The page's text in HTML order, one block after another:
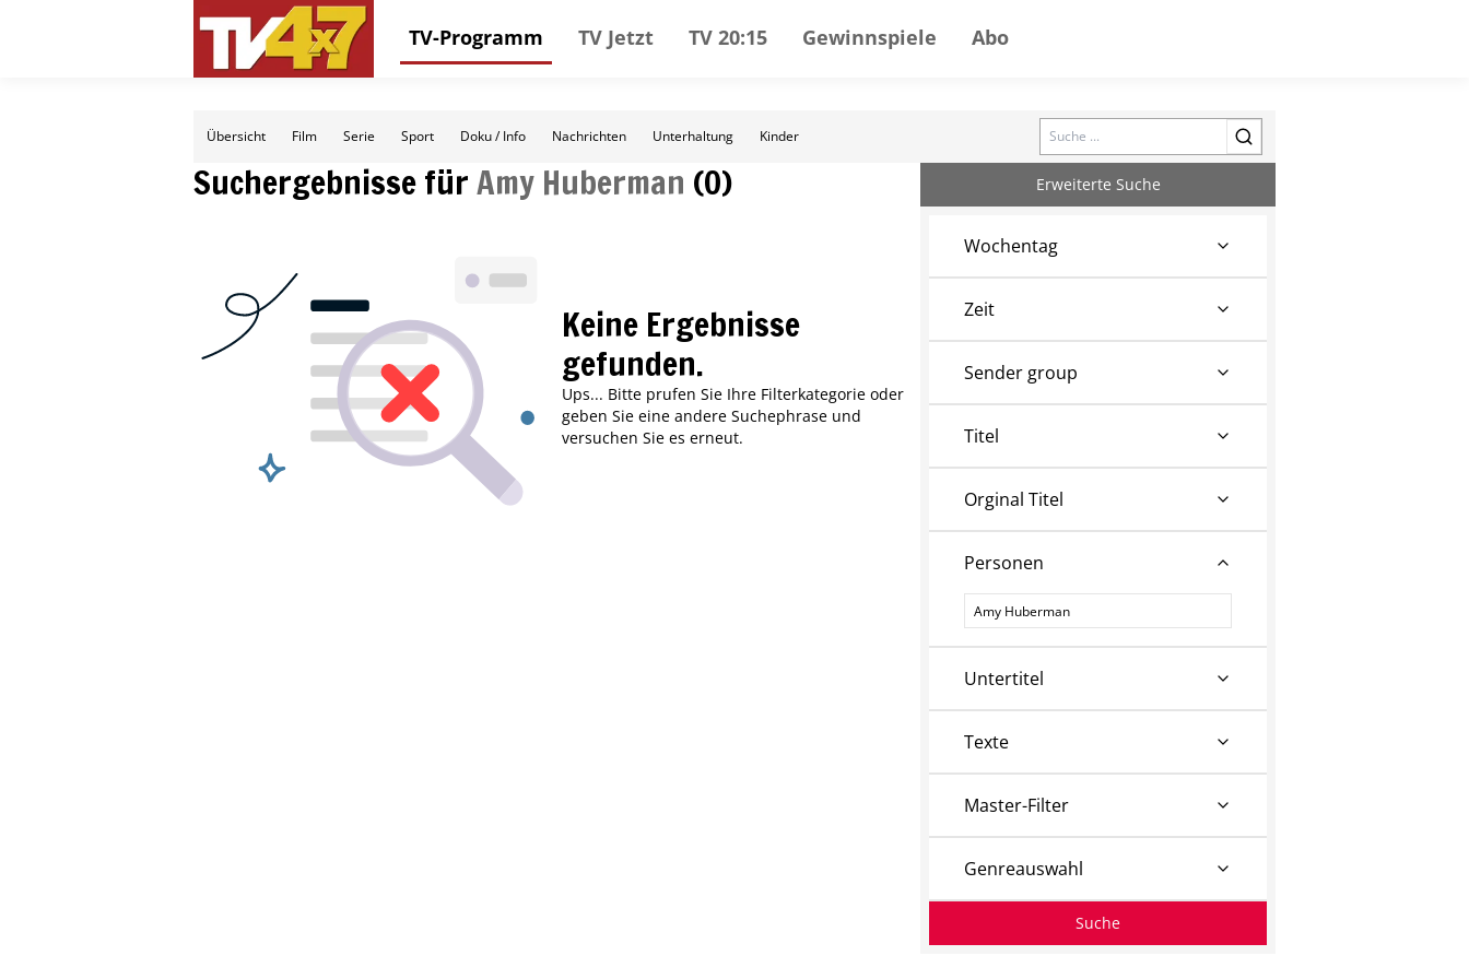
TV-Programm TV Jetzt TV 20:15 Gewinnspiele Abo
Übersicht Film Serie Sport Doku / Info Nachrichten Unterhaltung Kinder Search
Suchergebnisse fürAmy Huberman (0)
Keine Ergebnisse
gefunden.
Ups... Bitte prufen Sie Ihre Filterkategorie oder
geben Sie eine andere Suchephrase und
versuchen Sie es erneut.
Erweiterte Suche
Wochentag
Zeit
Sender group
Titel
Orginal Titel
Personen
Personen
Untertitel
Texte
Master-Filter
Genreauswahl
Suche